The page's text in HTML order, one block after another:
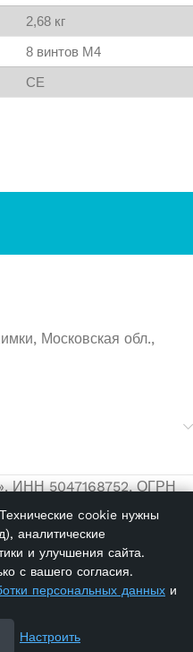
2,68 кг
8 винтов M4
CE
Московская обл.,
ИНН 5047168752, ОГРН
данных
данных
12 в
наличии
cookie нужны
аналитические
и улучшения сайта.
с вашего согласия.
персональных данных и
Настроить